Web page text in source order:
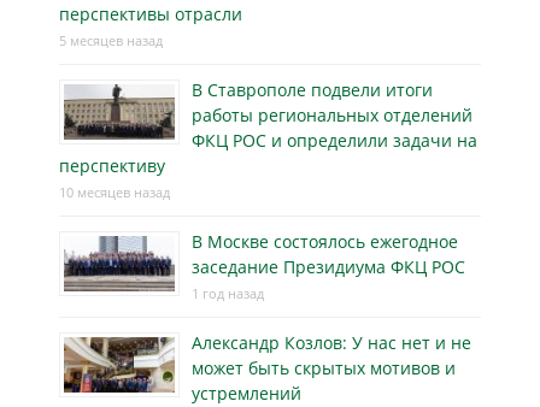
перспективы отрасли
5 месяцев назад
В Ставрополе подвели итоги
работы региональных отделений
ФКЦ РОС и определили задачи на
перспективу
10 месяцев назад
В Москве состоялось ежегодное
заседание Президиума ФКЦ РОС
1 год назад
Александр Козлов: У нас нет и не
может быть скрытых мотивов и
устремлений